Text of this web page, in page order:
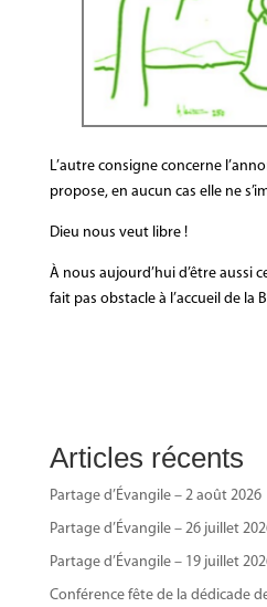
L’autre consigne concerne
propose, en aucun cas elle ne
Dieu nous veut libre !
À nous aujourd’hui d’être aussi
fait pas obstacle à l’accueil de la
Articles récents
Partage d’Évangile – 2 août 2026
Partage d’Évangile – 26 juillet
Partage d’Évangile – 19 juillet
Conférence fête de la dédicade